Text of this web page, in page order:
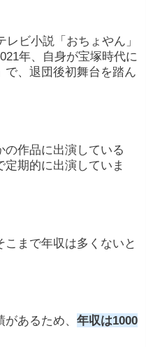
ビ小説「おちょやん」
年、自身が宝塚時代に
で、退団後初舞台を踏ん
の作品に出演している
期的に出演していま
まで年収は多くないと
あるため、 年収は1000